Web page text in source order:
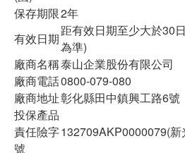
保存期限2年
有效日期
距有效日期至少大於30
為準)
廠商名稱泰山企業股份有限公司
廠商電話0800-079-080
廠商地址彰化縣田中鎮興工路6號
投保產品
責任險字
號
132709AKP0000079(新